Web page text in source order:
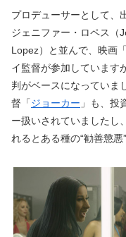
プロデューサーとして、
ジェニファー・ロペス（
Lopez）と並んで、映画「
イ監督が参加しています
判がベースになっていま
督「ジョーカー 」も、投
ー扱いされていましたし
れるとある種の“勧善懲悪